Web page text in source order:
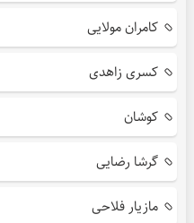
کامران مولایی
کسری زاهدی
کوشان
گرشا رضایی
مازیار فلاحی